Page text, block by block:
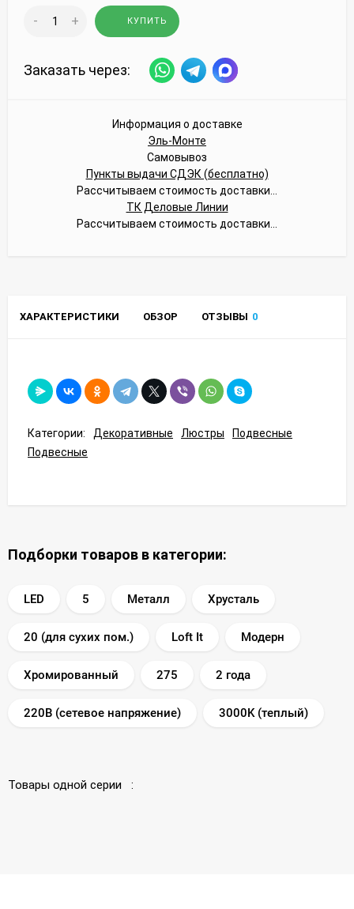
- + КУПИТЬ
Заказать через:
Информация о доставке
Эль-Монте
Самовывоз
Пункты выдачи СДЭК (бесплатно)
Рассчитываем стоимость доставки...
ТК Деловые Линии
Рассчитываем стоимость доставки...
ХАРАКТЕРИСТИКИ ОБЗОР ОТЗЫВЫ 0
Категории: Декоративные Люстры
Подвесные
Подвесные
Подборки товаров в категории:
LED 5 Металл Хрусталь
20 (для сухих пом.) Loft It Модерн
Хромированный 275 2 года
220В (сетевое напряжение) 3000K (теплый)
Товары одной серии :